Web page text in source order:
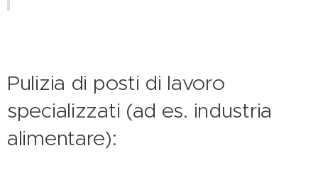
Pulizia di posti di lavoro
specializzati (ad es. industria
alimentare):